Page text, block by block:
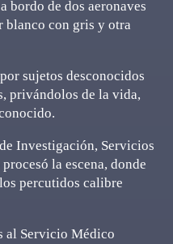
bordo de dos aeronaves
blanco con gris y otra
sujetos desconocidos
privándolos de la vida,
Investigación, Servicios
la escena, donde
percutidos calibre
al Servicio Médico